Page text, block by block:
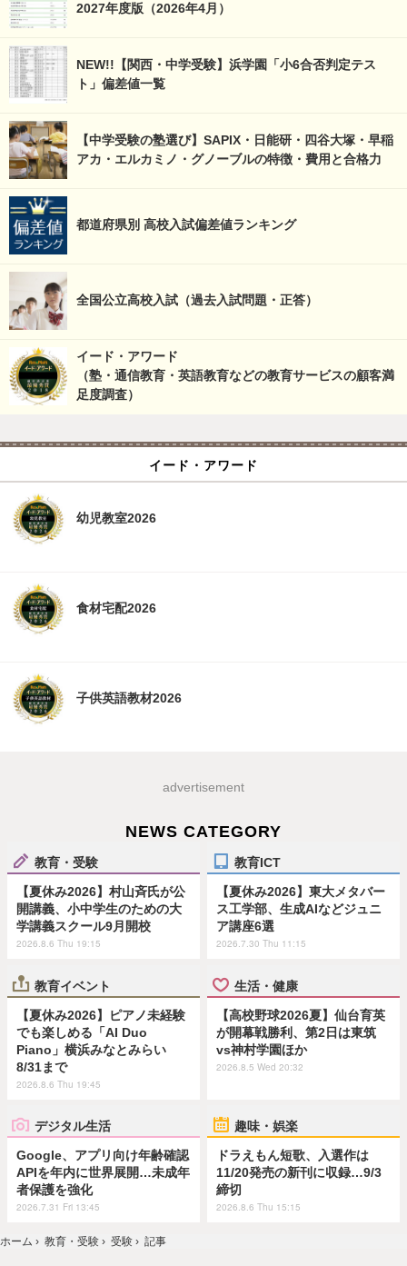
2027年度版（2026年4月）
NEW!!【関西・中学受験】浜学園「小6合否判定テス
ト」偏差値一覧
【中学受験の塾選び】SAPIX・日能研・四谷大塚・早稲
アカ・エルカミノ・グノーブルの特徴・費用と合格力
都道府県別 高校入試偏差値ランキング
全国公立高校入試（過去入試問題・正答）
イード・アワード
（塾・通信教育・英語教育などの教育サービスの顧客満
足度調査）
イード・アワード
幼児教室2026
食材宅配2026
子供英語教材2026
advertisement
NEWS CATEGORY
教育・受験
【夏休み2026】村山斉氏が公
開講義、小中学生のための大
学講義スクール9月開校
2026.8.6 Thu 19:15
教育ICT
【夏休み2026】東大メタバー
ス工学部、生成AIなどジュニ
ア講座6選
2026.7.30 Thu 11:15
教育イベント
【夏休み2026】ピアノ未経験
でも楽しめる「AI Duo
Piano」横浜みなとみらい
8/31まで
2026.8.6 Thu 19:45
生活・健康
【高校野球2026夏】仙台育英
が開幕戦勝利、第2日は東筑
vs神村学園ほか
2026.8.5 Wed 20:32
デジタル生活
Google、アプリ向け年齢確認
APIを年内に世界展開…未成年
者保護を強化
2026.7.31 Fri 13:45
趣味・娯楽
ドラえもん短歌、入選作は
11/20発売の新刊に収録…9/3
締切
2026.8.6 Thu 15:15
ホーム › 教育・受験 › 受験 › 記事